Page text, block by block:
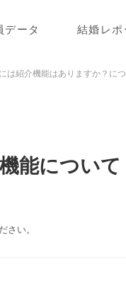
データ 結婚レポ
は紹介機能はありますか？に
能について
さい。